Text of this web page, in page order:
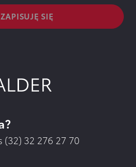
(32) 32 276 27 70